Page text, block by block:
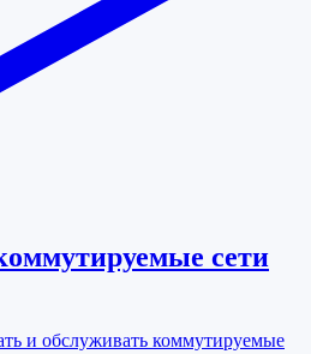
сети
и обслуживать коммутируемые